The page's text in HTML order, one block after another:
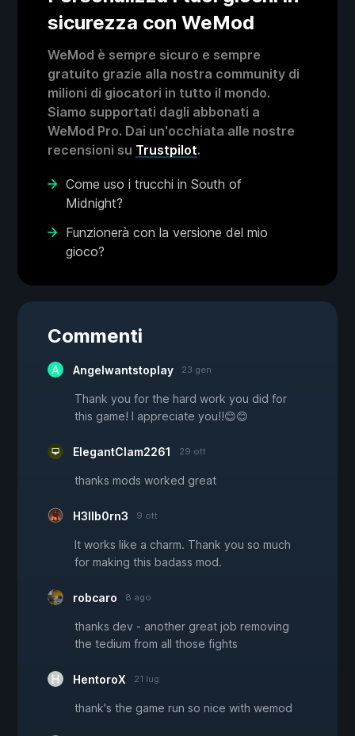
sicurezza con WeMod
WeMod è sempre sicuro e sempre
gratuito grazie alla nostra community di
milioni di giocatori in tutto il mondo.
Siamo supportati dagli abbonati a
WeMod Pro. Dai un'occhiata alle nostre
recensioni su Trustpilot.
Come uso i trucchi in South of
Midnight?
Funzionerà con la versione del mio
gioco?
Commenti
Angelwantstoplay 23 gen
Thank you for the hard work you did for
this game! I appreciate you!!😊😊
ElegantClam2261 29 ott
thanks mods worked great
H3llb0rn3 9 ott
It works like a charm. Thank you so much
for making this badass mod.
robcaro 8 ago
thanks dev - another great job removing
the tedium from all those fights
HentoroX 21 lug
thank's the game run so nice with wemod